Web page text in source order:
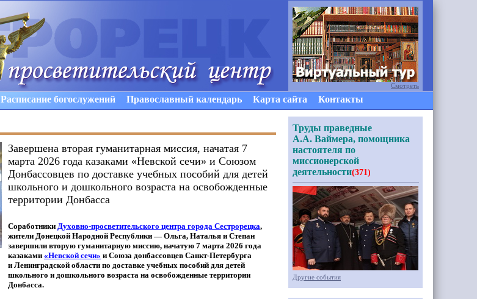
Расписание богослужений Православный календарь Карта сайта Контакты
Завершена вторая гуманитарная миссия, начатая 7
марта 2026 года казаками «Невской сечи» и Союзом
Донбассовцев по доставке учебных пособий для детей
школьного и дошкольного возраста на освобожденные
территории Донбасса
Соработники Духовно-просветительского центра города Сестрорецка,
жители Донецкой Народной Республики — Ольга, Наталья и Степан
завершили вторую гуманитарную миссию, начатую 7 марта 2026 года
казаками «Невской сечи» и Союза донбассовцев Санкт-Петербурга
и Ленинградской области по доставке учебных пособий для детей
школьного и дошкольного возраста на освобожденные территории
Донбасса.
Смотреть
Труды праведные
А.А. Ваймера, помощника
настоятеля по
миссионерской
деятельности(371)
Другие события